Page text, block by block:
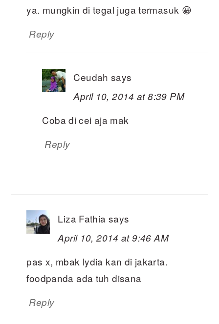
ya. mungkin di tegal juga termasuk 😀
Reply
Ceudah says
April 10, 2014 at 8:39 PM
Coba di cei aja mak
Reply
Liza Fathia says
April 10, 2014 at 9:46 AM
pas x, mbak lydia kan di jakarta.
foodpanda ada tuh disana
Reply